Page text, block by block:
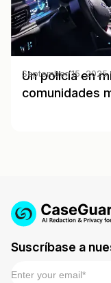
Un policía en
comunidades
September 15, 2025
Suscríbase a